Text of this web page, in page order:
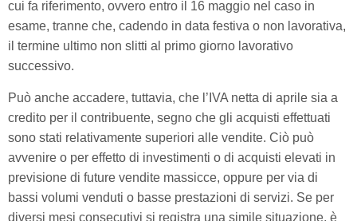
cui fa riferimento, ovvero entro il 16 maggio nel caso in
esame, tranne che, cadendo in data festiva o non lavorativa,
il termine ultimo non slitti al primo giorno lavorativo
successivo.
Può anche accadere, tuttavia, che l’IVA netta di aprile sia a
credito per il contribuente, segno che gli acquisti effettuati
sono stati relativamente superiori alle vendite. Ciò può
avvenire o per effetto di investimenti o di acquisti elevati in
previsione di future vendite massicce, oppure per via di
bassi volumi venduti o basse prestazioni di servizi. Se per
diversi mesi consecutivi si registra una simile situazione, è